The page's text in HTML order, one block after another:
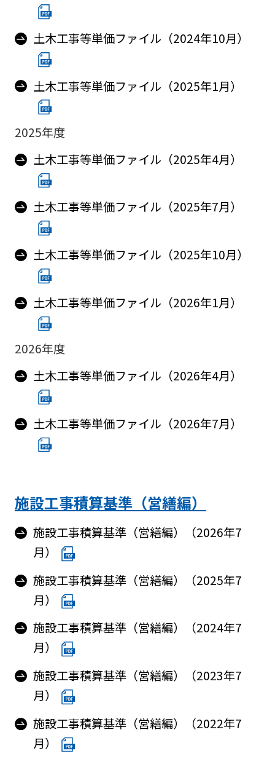
土木工事等単価ファイル（2024年10月）
土木工事等単価ファイル（2025年1月）
2025年度
土木工事等単価ファイル（2025年4月）
土木工事等単価ファイル（2025年7月）
土木工事等単価ファイル（2025年10月）
土木工事等単価ファイル（2026年1月）
2026年度
土木工事等単価ファイル（2026年4月）
土木工事等単価ファイル（2026年7月）
施設工事積算基準（営繕編）
施設工事積算基準（営繕編）（2026年7
月）
施設工事積算基準（営繕編）（2025年7
月）
施設工事積算基準（営繕編）（2024年7
月）
施設工事積算基準（営繕編）（2023年7
月）
施設工事積算基準（営繕編）（2022年7
月）